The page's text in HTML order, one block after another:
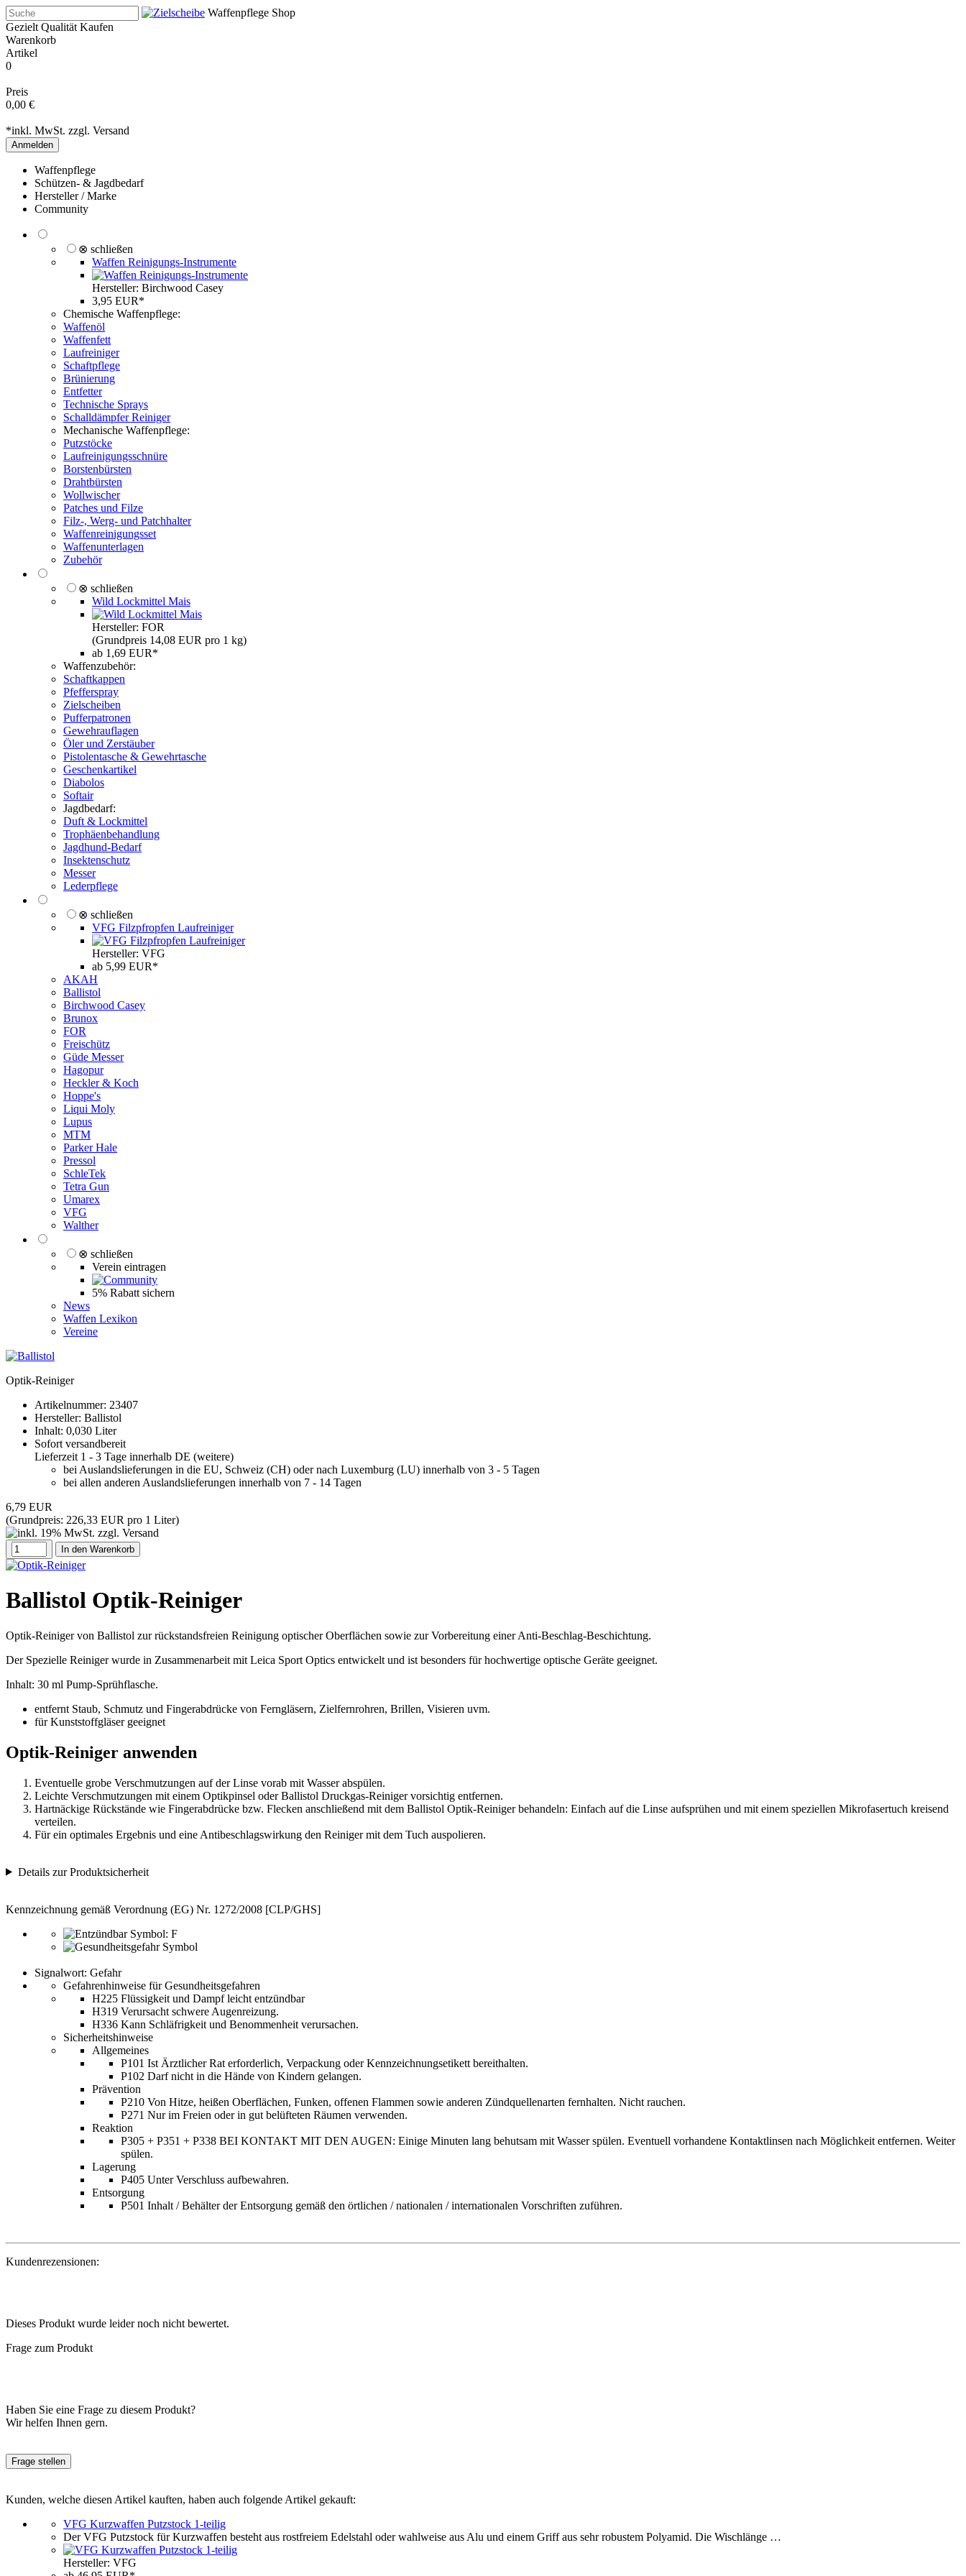
Waffenpflege Shop
Gezielt Qualität Kaufen
Warenkorb
Artikel
0
Preis
0,00 €
*inkl. MwSt. zzgl. Versand
Anmelden
Waffenpflege
Schützen- & Jagdbedarf
Hersteller / Marke
Community
⊗ schließen
Waffen Reinigungs-Instrumente
Hersteller: Birchwood Casey
3,95 EUR*
Chemische Waffenpflege:
Waffenöl
Waffenfett
Laufreiniger
Schaftpflege
Brünierung
Entfetter
Technische Sprays
Schalldämpfer Reiniger
Mechanische Waffenpflege:
Putzstöcke
Laufreinigungsschnüre
Borstenbürsten
Drahtbürsten
Wollwischer
Patches und Filze
Filz-, Werg- und Patchhalter
Waffenreinigungsset
Waffenunterlagen
Zubehör
⊗ schließen
Wild Lockmittel Mais
Hersteller: FOR
(Grundpreis 14,08 EUR pro 1 kg)
ab 1,69 EUR*
Waffenzubehör:
Schaftkappen
Pfefferspray
Zielscheiben
Pufferpatronen
Gewehrauflagen
Öler und Zerstäuber
Pistolentasche & Gewehrtasche
Geschenkartikel
Diabolos
Softair
Jagdbedarf:
Duft & Lockmittel
Trophäenbehandlung
Jagdhund-Bedarf
Insektenschutz
Messer
Lederpflege
⊗ schließen
VFG Filzpfropfen Laufreiniger
Hersteller: VFG
ab 5,99 EUR*
AKAH
Ballistol
Birchwood Casey
Brunox
FOR
Freischütz
Güde Messer
Hagopur
Heckler & Koch
Hoppe's
Liqui Moly
Lupus
MTM
Parker Hale
Pressol
SchleTek
Tetra Gun
Umarex
VFG
Walther
⊗ schließen
Verein eintragen
5% Rabatt sichern
News
Waffen Lexikon
Vereine
Optik-Reiniger
Artikelnummer: 23407
Hersteller: Ballistol
Inhalt: 0,030 Liter
Sofort versandbereit
Lieferzeit 1 - 3 Tage innerhalb DE (weitere)
bei Auslandslieferungen in die EU, Schweiz (CH) oder nach Luxemburg (LU) innerhalb von 3 - 5 Tagen
bei allen anderen Auslandslieferungen innerhalb von 7 - 14 Tagen
6,79 EUR
(Grundpreis: 226,33 EUR pro 1 Liter)
In den Warenkorb
Ballistol Optik-Reiniger
Optik-Reiniger von Ballistol zur rückstandsfreien Reinigung optischer Oberflächen sowie zur Vorbereitung einer Anti-Beschlag-Beschichtung.
Der Spezielle Reiniger wurde in Zusammenarbeit mit Leica Sport Optics entwickelt und ist besonders für hochwertige optische Geräte geeignet.
Inhalt: 30 ml Pump-Sprühflasche.
entfernt Staub, Schmutz und Fingerabdrücke von Ferngläsern, Zielfernrohren, Brillen, Visieren uvm.
für Kunststoffgläser geeignet
Optik-Reiniger anwenden
Eventuelle grobe Verschmutzungen auf der Linse vorab mit Wasser abspülen.
Leichte Verschmutzungen mit einem Optikpinsel oder Ballistol Druckgas-Reiniger vorsichtig entfernen.
Hartnäckige Rückstände wie Fingerabdrücke bzw. Flecken anschließend mit dem Ballistol Optik-Reiniger behandeln: Einfach auf die Linse aufsprühen und mit einem speziellen Mikrofasertuch kreisend
verteilen.
Für ein optimales Ergebnis und eine Antibeschlagswirkung den Reiniger mit dem Tuch auspolieren.
Details zur Produktsicherheit
Kennzeichnung gemäß Verordnung (EG) Nr. 1272/2008 [CLP/GHS]
Signalwort: Gefahr
Gefahrenhinweise für Gesundheitsgefahren
H225 Flüssigkeit und Dampf leicht entzündbar
H319 Verursacht schwere Augenreizung.
H336 Kann Schläfrigkeit und Benommenheit verursachen.
Sicherheitshinweise
Allgemeines
P101 Ist Ärztlicher Rat erforderlich, Verpackung oder Kennzeichnungsetikett bereithalten.
P102 Darf nicht in die Hände von Kindern gelangen.
Prävention
P210 Von Hitze, heißen Oberflächen, Funken, offenen Flammen sowie anderen Zündquellenarten fernhalten. Nicht rauchen.
P271 Nur im Freien oder in gut belüfteten Räumen verwenden.
Reaktion
P305 + P351 + P338 BEI KONTAKT MIT DEN AUGEN: Einige Minuten lang behutsam mit Wasser spülen. Eventuell vorhandene Kontaktlinsen nach Möglichkeit entfernen. Weiter
spülen.
Lagerung
P405 Unter Verschluss aufbewahren.
Entsorgung
P501 Inhalt / Behälter der Entsorgung gemäß den örtlichen / nationalen / internationalen Vorschriften zuführen.
Kundenrezensionen:
Dieses Produkt wurde leider noch nicht bewertet.
Frage zum Produkt
Haben Sie eine Frage zu diesem Produkt?
Wir helfen Ihnen gern.
Frage stellen
Kunden, welche diesen Artikel kauften, haben auch folgende Artikel gekauft:
VFG Kurzwaffen Putzstock 1-teilig
Der VFG Putzstock für Kurzwaffen besteht aus rostfreiem Edelstahl oder wahlweise aus Alu und einem Griff aus sehr robustem Polyamid. Die Wischlänge …
Hersteller: VFG